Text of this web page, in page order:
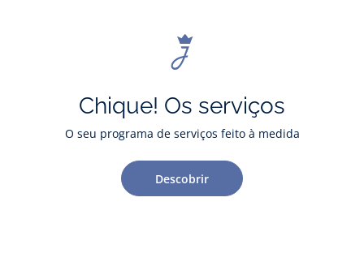
Chique! Os serviços
O seu programa de serviços feito à medida
Descobrir